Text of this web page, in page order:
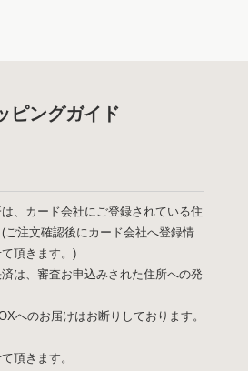
ピングガイド
、カード会社にご登録されている住
ご注文確認後にカード会社へ登録情
頂きます。)
は、審査お申込みされた住所への発
へのお届けはお断りしております。
頂きます。